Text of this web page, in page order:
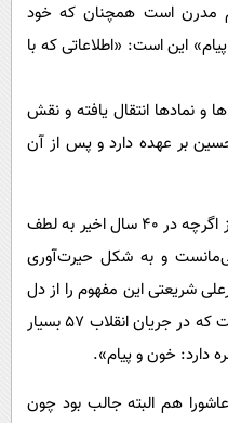
مدرن است همچنان که خود
این است: «اطلاعاتی که با
و نمادها انتقال یافته و نقش
بر عهده دارد و پس از آن
علم ارتباطات و پیام به مفهوم امروز اگرچه در 40 سال اخیر به لطف
و به شکل حیرت‌آوری
شریعتی این مفهوم را از دل
عاشورا استخراج کرده بود و سخنی گفت که در جریان انقلاب 57 بسیار
دارد: خون و پیام».
هم البته جالب بود چون